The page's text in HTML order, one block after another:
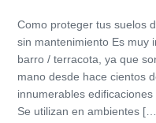
Como proteger tus suelos
sin mantenimiento Es muy
barro / terracota, ya que
mano desde hace cientos
innumerables
Se utilizan en ambientes